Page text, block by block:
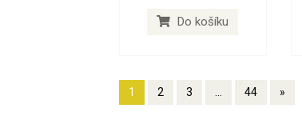
Do košíku
1 2 3 ... 44 »